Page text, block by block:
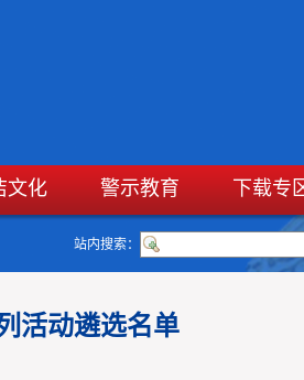
文化 警示教育 下载专
站内搜索：
活动遴选名单